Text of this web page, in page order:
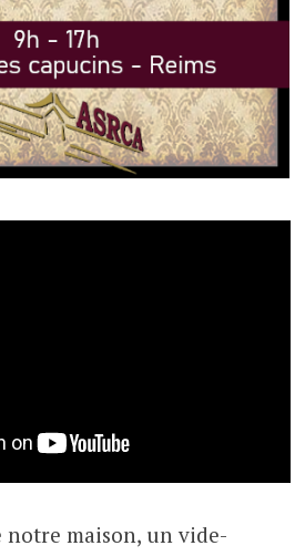
notre maison, un vide-